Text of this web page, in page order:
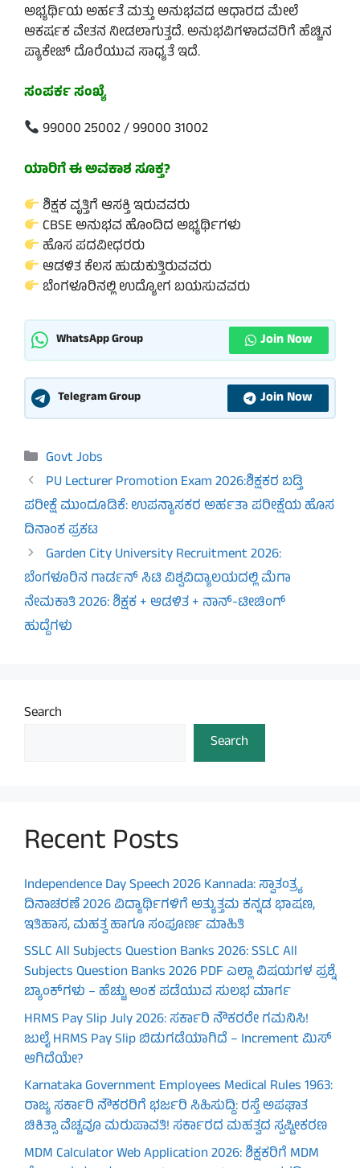
ಅಭ್ಯರ್ಥಿಯ ಅರ್ಹತೆ ಮತ್ತು ಅನುಭವದ ಆಧಾರದ ಮೇಲೆ
ಆಕರ್ಷಕ ವೇತನ ನೀಡಲಾಗುತ್ತದೆ. ಅನುಭವಿಗಳಾದವರಿಗೆ ಹೆಚ್ಚಿನ
ಪ್ಯಾಕೇಜ್ ದೊರೆಯುವ ಸಾಧ್ಯತೆ ಇದೆ.
ಸಂಪರ್ಕ ಸಂಖ್ಯೆ
99000 25002 / 99000 31002
ಯಾರಿಗೆ ಈ ಅವಕಾಶ ಸೂಕ್ತ?
ಶಿಕ್ಷಕ ವೃತ್ತಿಗೆ ಆಸಕ್ತಿ ಇರುವವರು
CBSE ಅನುಭವ ಹೊಂದಿದ ಅಭ್ಯರ್ಥಿಗಳು
ಹೊಸ ಪದವೀಧರರು
ಆಡಳಿತ ಕೆಲಸ ಹುಡುಕುತ್ತಿರುವವರು
ಬೆಂಗಳೂರಿನಲ್ಲಿ ಉದ್ಯೋಗ ಬಯಸುವವರು
WhatsApp Group Join Now
Telegram Group Join Now
Categories
Govt Jobs
PU Lecturer Promotion Exam 2026:ಶಿಕ್ಷಕರ ಬಡ್ತಿ
ಪರೀಕ್ಷೆ ಮುಂದೂಡಿಕೆ: ಉಪನ್ಯಾಸಕರ ಅರ್ಹತಾ ಪರೀಕ್ಷೆಯ ಹೊಸ
ದಿನಾಂಕ ಪ್ರಕಟ
Garden City University Recruitment 2026:
ಬೆಂಗಳೂರಿನ ಗಾರ್ಡನ್ ಸಿಟಿ ವಿಶ್ವವಿದ್ಯಾಲಯದಲ್ಲಿ ಮೆಗಾ
ನೇಮಕಾತಿ 2026: ಶಿಕ್ಷಕ + ಆಡಳಿತ + ನಾನ್-ಟೀಚಿಂಗ್
ಹುದ್ದೆಗಳು
Search
Search
Recent Posts
Independence Day Speech 2026 Kannada: ಸ್ವಾತಂತ್ರ್ಯ
ದಿನಾಚರಣೆ 2026 ವಿದ್ಯಾರ್ಥಿಗಳಿಗೆ ಅತ್ಯುತ್ತಮ ಕನ್ನಡ ಭಾಷಣ,
ಇತಿಹಾಸ, ಮಹತ್ವ ಹಾಗೂ ಸಂಪೂರ್ಣ ಮಾಹಿತಿ
SSLC All Subjects Question Banks 2026: SSLC All
Subjects Question Banks 2026 PDF ಎಲ್ಲಾ ವಿಷಯಗಳ ಪ್ರಶ್ನೆ
ಬ್ಯಾಂಕ್‌ಗಳು – ಹೆಚ್ಚು ಅಂಕ ಪಡೆಯುವ ಸುಲಭ ಮಾರ್ಗ
HRMS Pay Slip July 2026: ಸರ್ಕಾರಿ ನೌಕರರೇ ಗಮನಿಸಿ!
ಜುಲೈ HRMS Pay Slip ಬಿಡುಗಡೆಯಾಗಿದೆ – Increment ಮಿಸ್
ಆಗಿದೆಯೇ?
Karnataka Government Employees Medical Rules 1963:
ರಾಜ್ಯ ಸರ್ಕಾರಿ ನೌಕರರಿಗೆ ಭರ್ಜರಿ ಸಿಹಿಸುದ್ದಿ: ರಸ್ತೆ ಅಪಘಾತ
ಚಿಕಿತ್ಸಾ ವೆಚ್ಚವೂ ಮರುಪಾವತಿ! ಸರ್ಕಾರದ ಮಹತ್ವದ ಸ್ಪಷ್ಟೀಕರಣ
MDM Calculator Web Application 2026: ಶಿಕ್ಷಕರಿಗೆ MDM